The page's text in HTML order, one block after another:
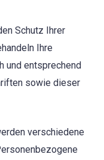
Schutz Ihrer
Ihre
und entsprechend
sowie dieser
verschiedene